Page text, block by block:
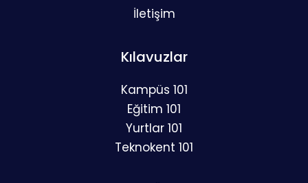
İletişim
Kılavuzlar
Kampüs 101
Eğitim 101
Yurtlar 101
Teknokent 101